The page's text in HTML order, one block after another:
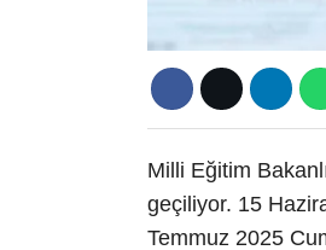
Milli Eğitim
geçiliyor. 15
Temmuz 2025